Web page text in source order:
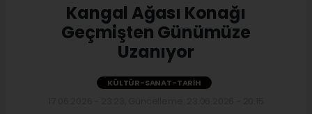
Kangal Ağası Konağı
Geçmişten Günümüze
Uzanıyor
KÜLTÜR-SANAT-TARIH